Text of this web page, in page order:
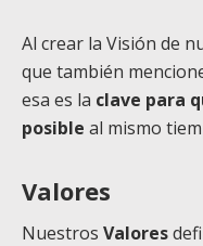
Al crear la Visión de
que también
esa es la clave para
posible al mismo
Valores
Nuestros Valores